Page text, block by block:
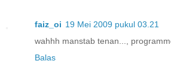
faiz_oi 19 Mei 2009 pukul 03.21
wahhh manstab tenan...,
Balas